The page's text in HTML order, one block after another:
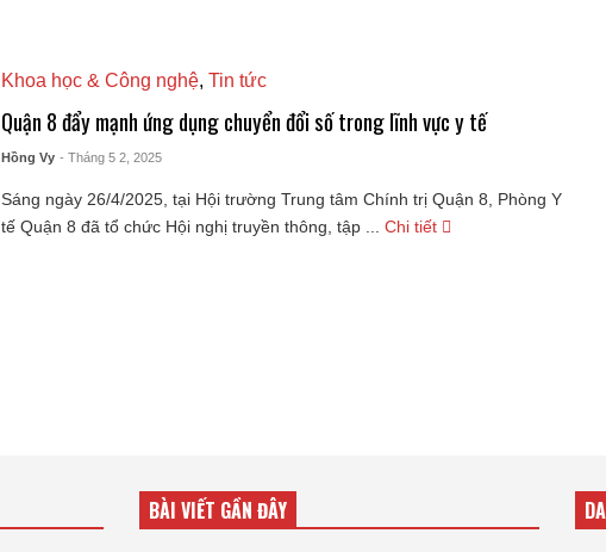
Khoa học & Công nghệ, Tin tức
Quận 8 đẩy mạnh ứng dụng chuyển đổi số trong lĩnh vực y tế
Hồng Vy - Tháng 5 2, 2025
Sáng ngày 26/4/2025, tại Hội trường Trung tâm Chính trị Quận 8, Phòng Y
tế Quận 8 đã tổ chức Hội nghị truyền thông, tập ... Chi tiết
BÀI VIẾT GẦN ĐÂY